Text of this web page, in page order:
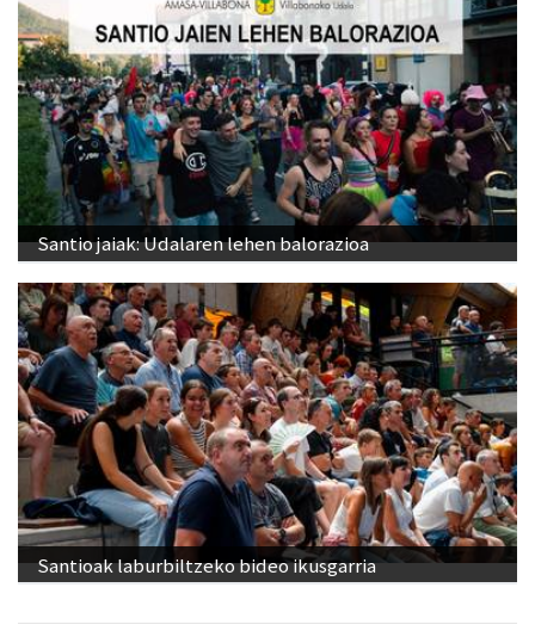
Santio jaiak: Udalaren lehen balorazioa
Santioak laburbiltzeko bideo ikusgarria